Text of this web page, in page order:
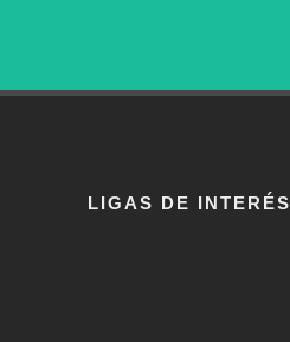
LIGAS DE INTERÉS